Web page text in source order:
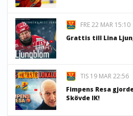
FRE 22 MAR 15:10
Grattis till Lina
TIS 19 MAR 22:56
Fimpens Resa
Skövde IK!